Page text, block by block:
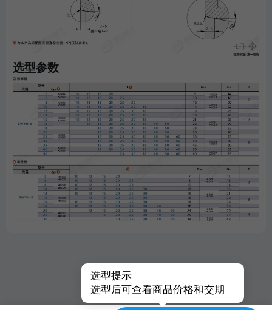
选型参数
选型提示
选型后可查看商品价格和交期